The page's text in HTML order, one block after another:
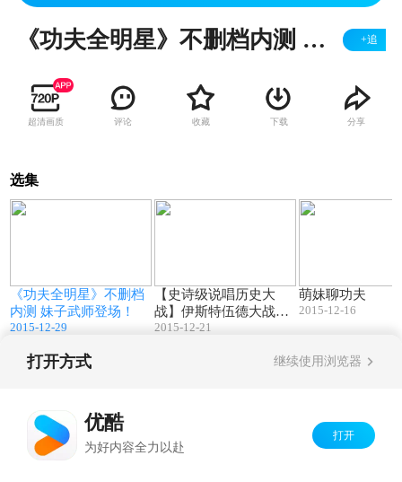
《功夫全明星》不删档内测 妹子武师登场！ +追
超清画质 评论 收藏 下载 分享
选集
《功夫全明星》不删档
内测 妹子武师登场！
2015-12-29
【史诗级说唱历史大
战】伊斯特伍德大战李
小龙！
2015-12-21
萌妹聊功夫
2015-12-16
打开方式 继续使用浏览器
优酷
为好内容全力以赴
打开